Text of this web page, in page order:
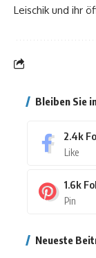
Leischik und ihr
Bleiben Sie
2.4k
Like
1.6k
Pin
Neueste